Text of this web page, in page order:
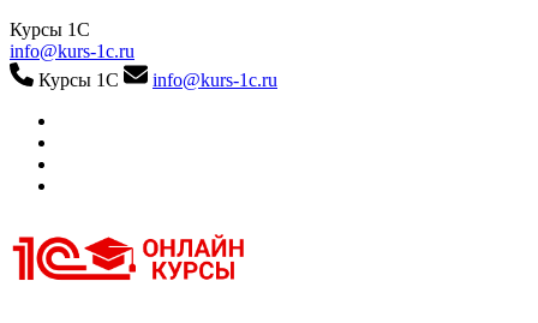
Курсы 1С
info@kurs-1c.ru
Курсы 1С
info@kurs-1c.ru